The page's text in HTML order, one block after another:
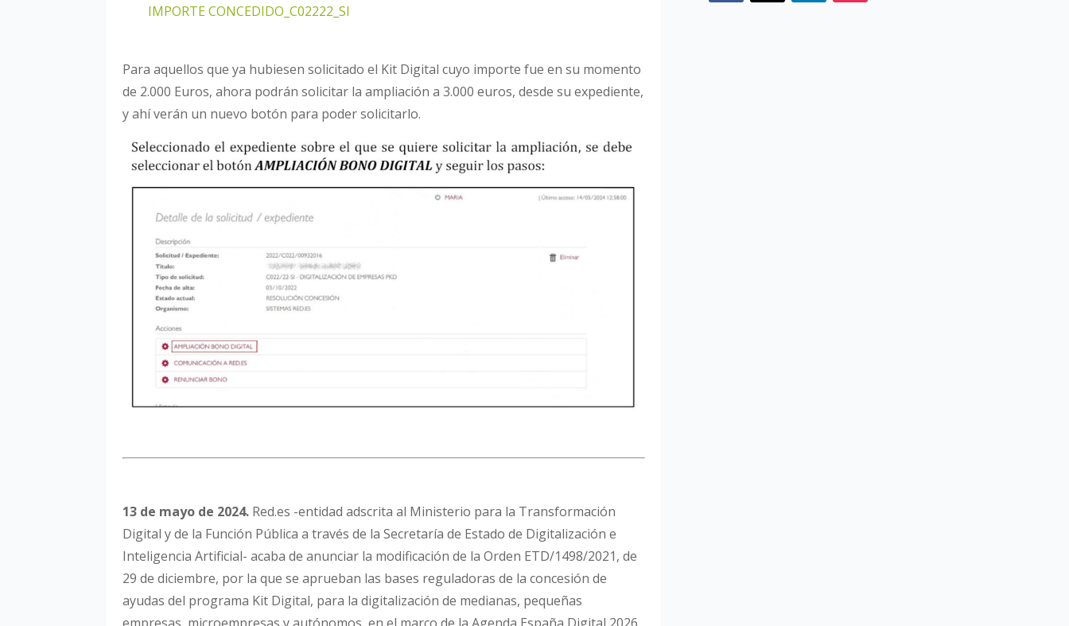
IMPORTE CONCEDIDO_C02222_SI
Para aquellos que ya hubiesen solicitado el Kit Digital cuyo importe fue en su momento
de 2.000 Euros, ahora podrán solicitar la ampliación a 3.000 euros, desde su expediente,
y ahí verán un nuevo botón para poder solicitarlo.
13 de mayo de 2024. Red.es -entidad adscrita al Ministerio para la Transformación
Digital y de la Función Pública a través de la Secretaría de Estado de Digitalización e
Inteligencia Artificial- acaba de anunciar la modificación de la Orden ETD/1498/2021, de
29 de diciembre, por la que se aprueban las bases reguladoras de la concesión de
ayudas del programa Kit Digital, para la digitalización de medianas, pequeñas